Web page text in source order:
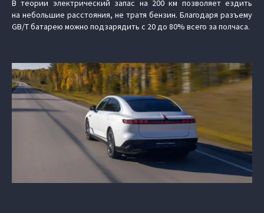
В теории электрический запас на 200 км позволяет ездить
на небольшие расстояния, не тратя бензин. Благодаря разъему
GB/T батарею можно подзарядить с 20 до 80% всего за полчаса.